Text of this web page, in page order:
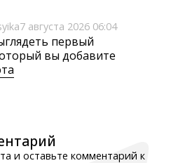
7 августа 2026 06:04
первый
вы добавите
и оставьте комментарий к